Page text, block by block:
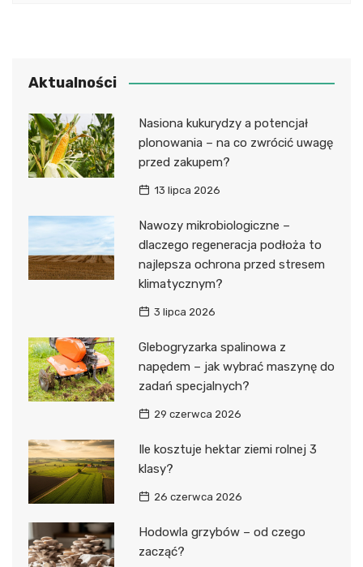
Aktualności
Nasiona kukurydzy a potencjał
plonowania – na co zwrócić uwagę
przed zakupem?
13 lipca 2026
Nawozy mikrobiologiczne –
dlaczego regeneracja podłoża to
najlepsza ochrona przed stresem
klimatycznym?
3 lipca 2026
Glebogryzarka spalinowa z
napędem – jak wybrać maszynę do
zadań specjalnych?
29 czerwca 2026
Ile kosztuje hektar ziemi rolnej 3
klasy?
26 czerwca 2026
Hodowla grzybów – od czego
zacząć?